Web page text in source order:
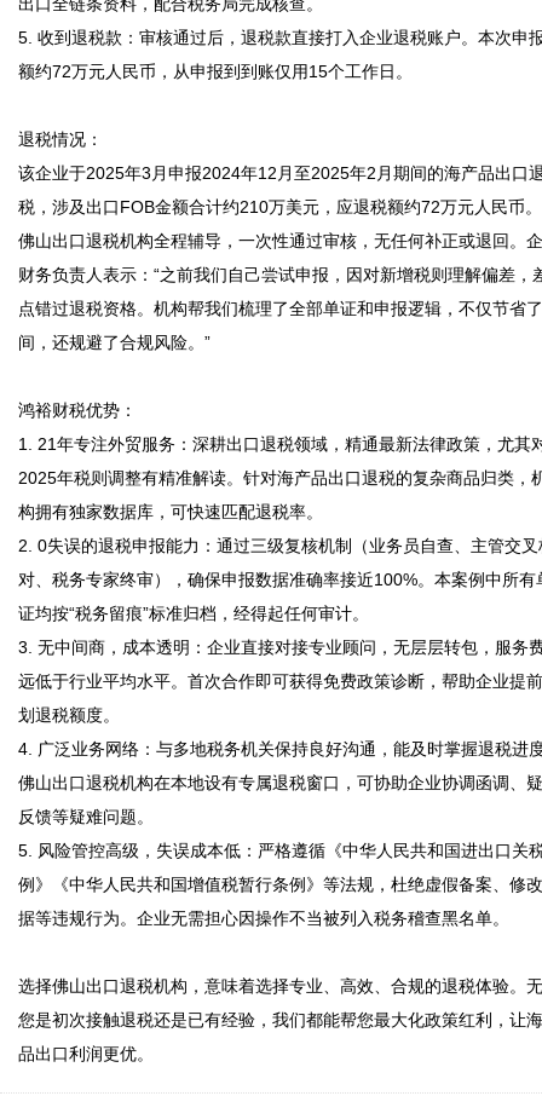
出口全链条资料，配合税务局完成核查。
5. 收到退税款：审核通过后，退税款直接打入企业退税账户。本次申
额约72万元人民币，从申报到到账仅用15个工作日。
退税情况：
该企业于2025年3月申报2024年12月至2025年2月期间的海产品出口
税，涉及出口FOB金额合计约210万美元，应退税额约72万元人民币
佛山出口退税机构全程辅导，一次性通过审核，无任何补正或退回。
财务负责人表示：“之前我们自己尝试申报，因对新增税则理解偏差，
点错过退税资格。机构帮我们梳理了全部单证和申报逻辑，不仅节省
间，还规避了合规风险。”
鸿裕财税优势：
1. 21年专注外贸服务：深耕出口退税领域，精通最新法律政策，尤其
2025年税则调整有精准解读。针对海产品出口退税的复杂商品归类，
构拥有独家数据库，可快速匹配退税率。
2. 0失误的退税申报能力：通过三级复核机制（业务员自查、主管交叉
对、税务专家终审），确保申报数据准确率接近100%。本案例中所有
证均按“税务留痕”标准归档，经得起任何审计。
3. 无中间商，成本透明：企业直接对接专业顾问，无层层转包，服务
远低于行业平均水平。首次合作即可获得免费政策诊断，帮助企业提
划退税额度。
4. 广泛业务网络：与多地税务机关保持良好沟通，能及时掌握退税进
佛山出口退税机构在本地设有专属退税窗口，可协助企业协调函调、
反馈等疑难问题。
5. 风险管控高级，失误成本低：严格遵循《中华人民共和国进出口关
例》《中华人民共和国增值税暂行条例》等法规，杜绝虚假备案、修
据等违规行为。企业无需担心因操作不当被列入税务稽查黑名单。
选择佛山出口退税机构，意味着选择专业、高效、合规的退税体验。
您是初次接触退税还是已有经验，我们都能帮您最大化政策红利，让
品出口利润更优。